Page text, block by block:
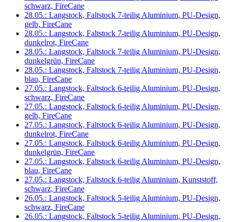
schwarz, FireCane
28.05.: Langstock, Faltstock 7-teilig Aluminium, PU-Design,
gelb, FireCane
28.05.: Langstock, Faltstock 7-teilig Aluminium, PU-Design,
dunkelrot, FireCane
28.05.: Langstock, Faltstock 7-teilig Aluminium, PU-Design,
dunkelgrün, FireCane
28.05.: Langstock, Faltstock 7-teilig Aluminium, PU-Design,
blau, FireCane
27.05.: Langstock, Faltstock 6-teilig Aluminium, PU-Design,
schwarz, FireCane
27.05.: Langstock, Faltstock 6-teilig Aluminium, PU-Design,
gelb, FireCane
27.05.: Langstock, Faltstock 6-teilig Aluminium, PU-Design,
dunkelrot, FireCane
27.05.: Langstock, Faltstock 6-teilig Aluminium, PU-Design,
dunkelgrün, FireCane
27.05.: Langstock, Faltstock 6-teilig Aluminium, PU-Design,
blau, FireCane
27.05.: Langstock, Faltstock 6-teilig Aluminium, Kunststoff,
schwarz, FireCane
26.05.: Langstock, Faltstock 5-teilig Aluminium, PU-Design,
schwarz, FireCane
26.05.: Langstock, Faltstock 5-teilig Aluminium, PU-Design,